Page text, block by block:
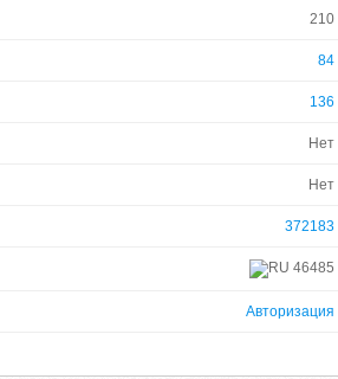
210
84
136
Нет
Нет
372183
46485
Авторизация